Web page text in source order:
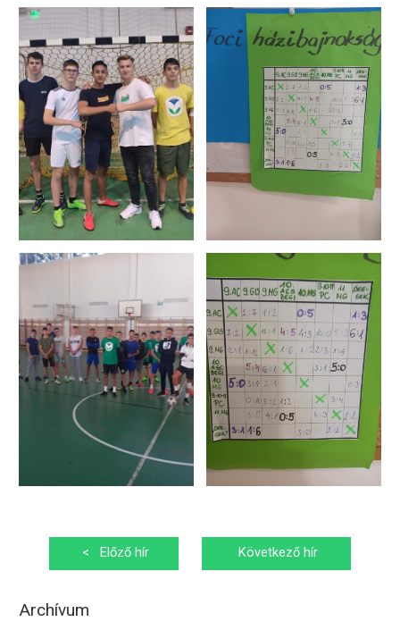
Bejegyzés
navigáció
< Előző hír
Következő hír
Archívum